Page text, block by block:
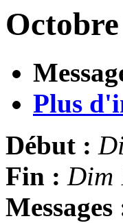
Plus
Début :
Fin : Dim
Messages